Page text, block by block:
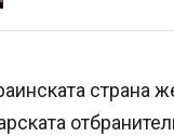
страна